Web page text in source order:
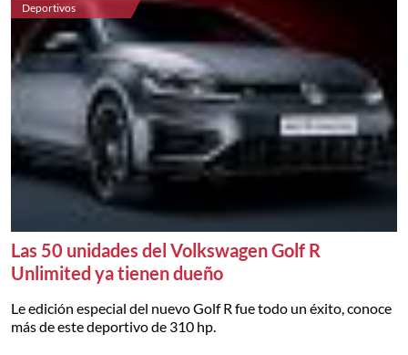
Deportivos
Las 50 unidades del Volkswagen Golf R
Unlimited ya tienen dueño
Le edición especial del nuevo Golf R fue todo un éxito, conoce
más de este deportivo de 310 hp.